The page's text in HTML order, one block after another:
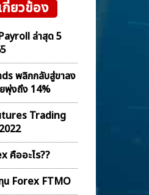
ยวข้อง
ล่าสุด 5
พลิกกลับสู่ขาลง
พุ่งถึง 14%
Trading
คืออะไร??
น Forex FTMO